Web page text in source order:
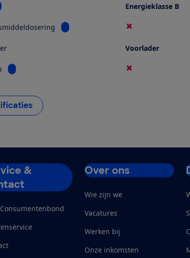
informatie voor Energieklasse Energieklasse B
Bekijk informatie voor Automatische
Voorlader
Bekijk informatie voor Bediening via app
&
Over ons
Wie zijn we
Vacatures
Werken bij
Onze inkomsten